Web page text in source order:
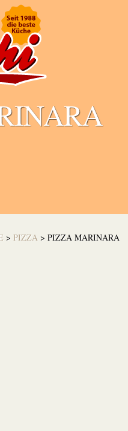
> PIZZA > PIZZA MARINARA